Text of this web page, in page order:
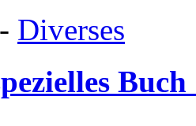
- Diverses